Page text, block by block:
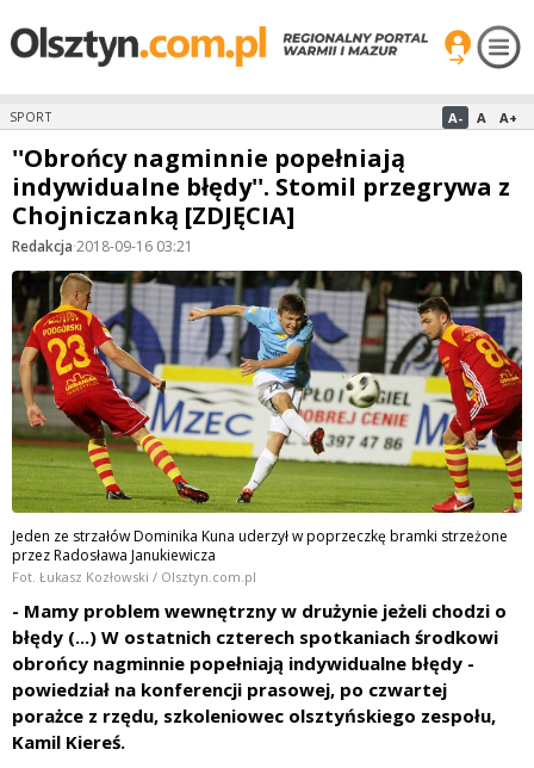
SPORT A- A A+
''Obrońcy nagminnie popełniają
indywidualne błędy''. Stomil przegrywa z
Chojniczanką [ZDJĘCIA]
Redakcja·2018-09-16 03:21
Jeden ze strzałów Dominika Kuna uderzył w poprzeczkę bramki strzeżone
przez Radosława Janukiewicza
Fot. Łukasz Kozłowski / Olsztyn.com.pl
- Mamy problem wewnętrzny w drużynie jeżeli chodzi o
błędy (...) W ostatnich czterech spotkaniach środkowi
obrońcy nagminnie popełniają indywidualne błędy -
powiedział na konferencji prasowej, po czwartej
porażce z rzędu, szkoleniowec olsztyńskiego zespołu,
Kamil Kiereś.